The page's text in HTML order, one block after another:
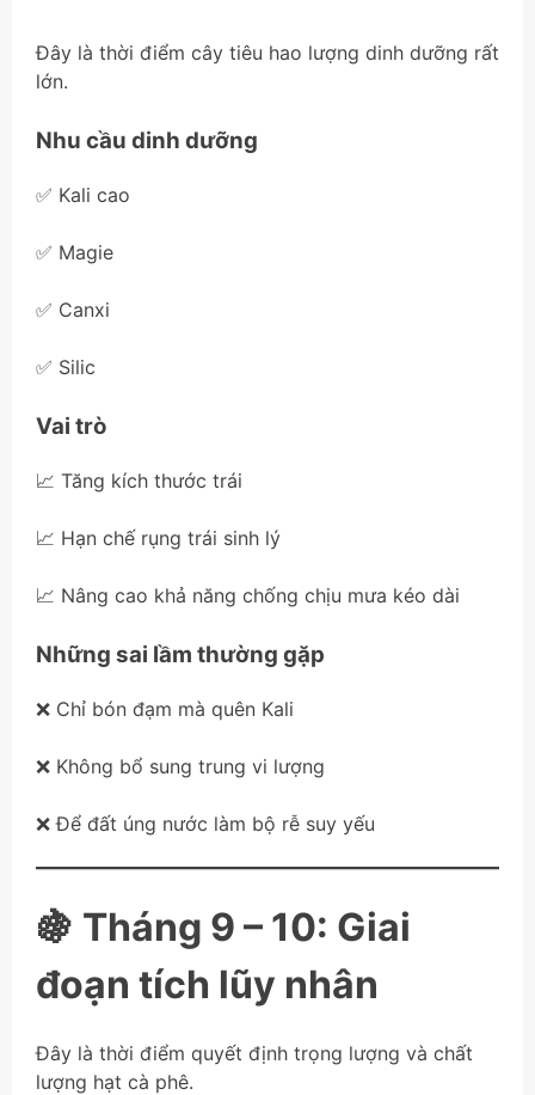
Đây là thời điểm cây tiêu hao lượng dinh dưỡng rất
lớn.
Nhu cầu dinh dưỡng
✅ Kali cao
✅ Magie
✅ Canxi
✅ Silic
Vai trò
📈 Tăng kích thước trái
📈 Hạn chế rụng trái sinh lý
📈 Nâng cao khả năng chống chịu mưa kéo dài
Những sai lầm thường gặp
❌ Chỉ bón đạm mà quên Kali
❌ Không bổ sung trung vi lượng
❌ Để đất úng nước làm bộ rễ suy yếu
🍇 Tháng 9 – 10: Giai
đoạn tích lũy nhân
Đây là thời điểm quyết định trọng lượng và chất
lượng hạt cà phê.